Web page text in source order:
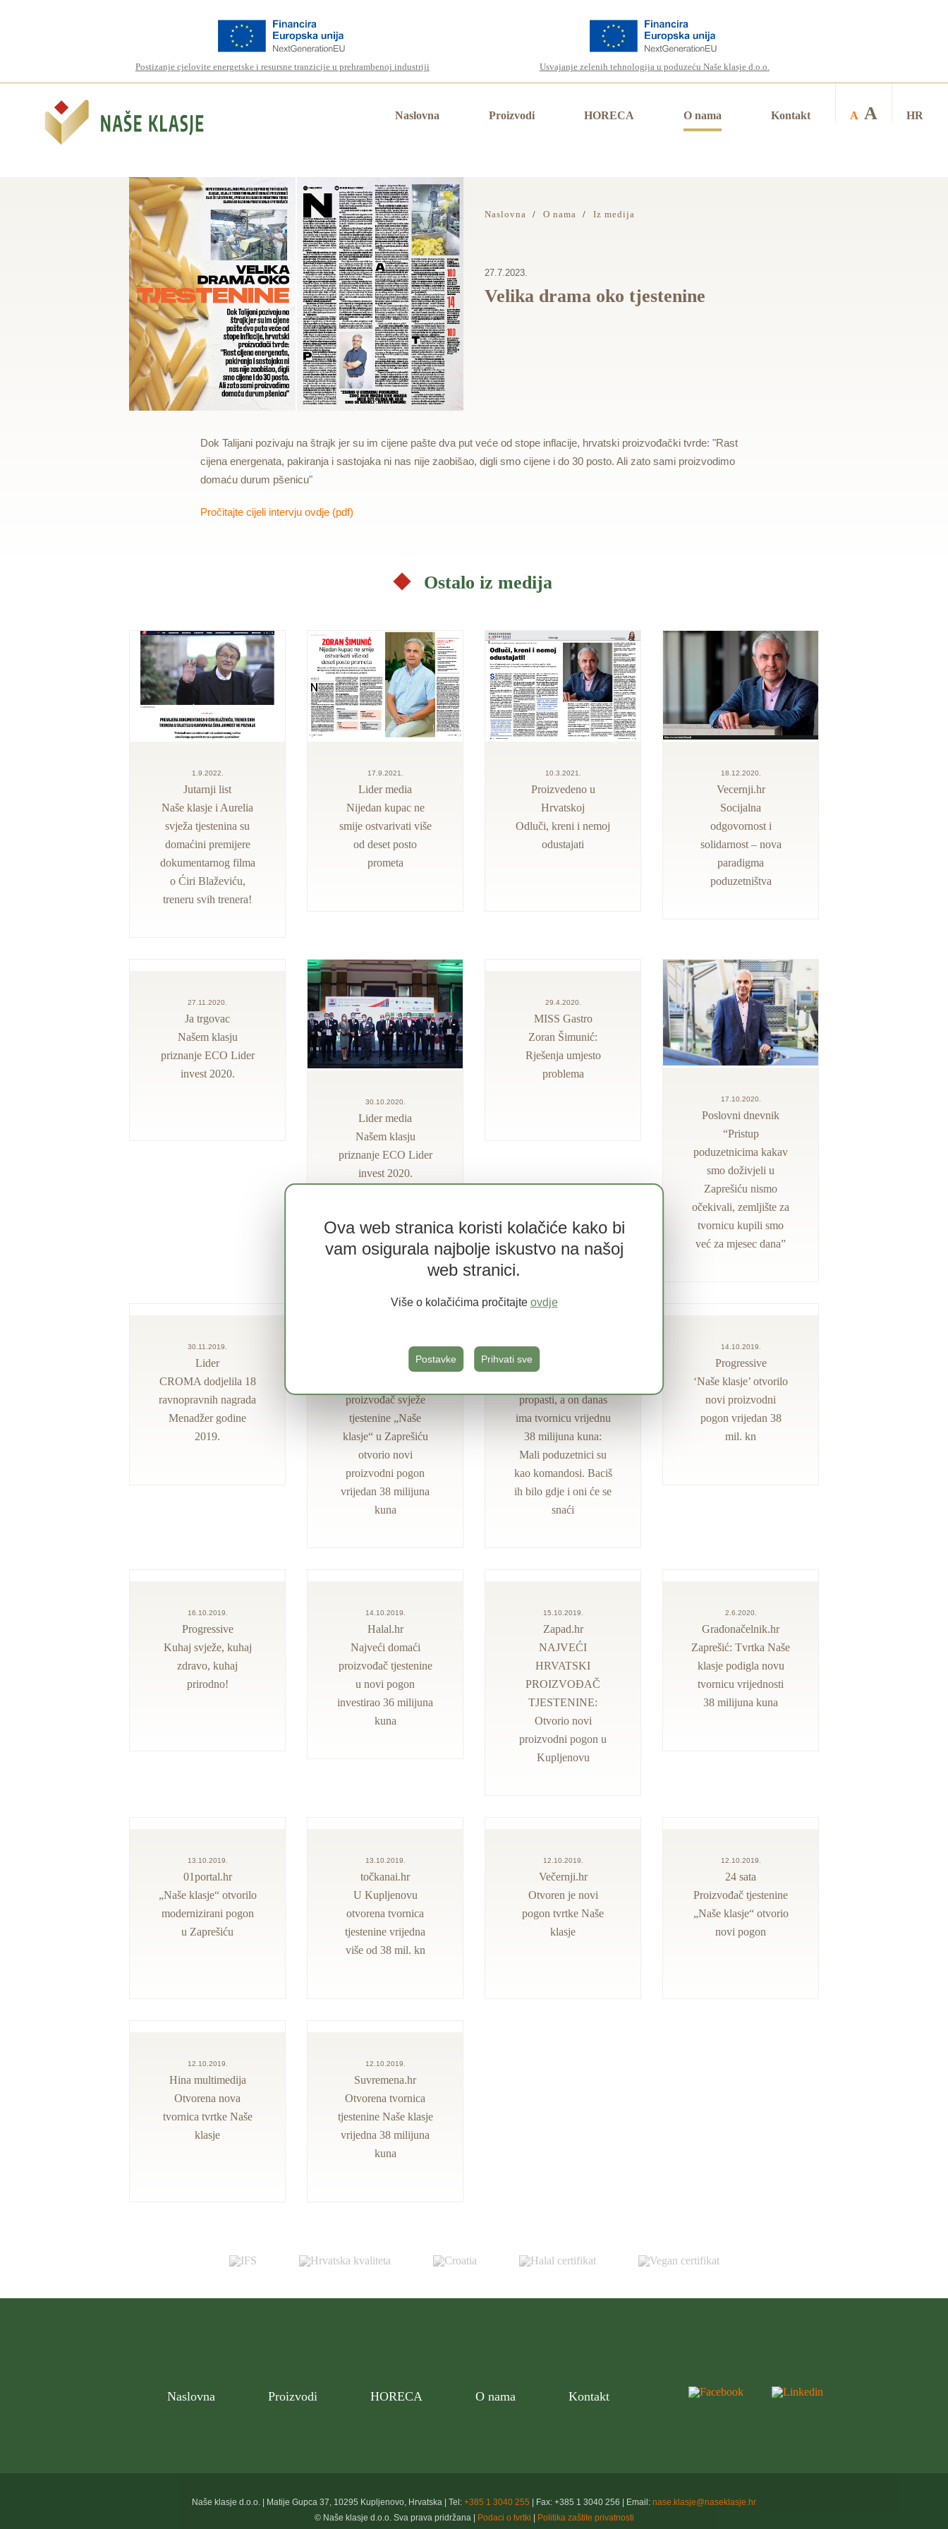
Ova web stranica koristi kolačiće kako bi
vam osigurala najbolje iskustvo na našoj
web stranici.
Više o kolačićima pročitajte ovdje
Postavke Prihvati sve
Postizanje cjelovite energetske i resursne tranzicije u prehrambenoj industriji Usvajanje zelenih tehnologija u poduzeću Naše klasje d.o.o.
Naslovna Proizvodi HORECA O nama Kontakt A A HR
Naslovna O nama Iz medija
27.7.2023.
Velika drama oko tjestenine
Dok Talijani pozivaju na štrajk jer su im cijene pašte dva put veće od stope inflacije, hrvatski proizvođački tvrde: "Rast
cijena energenata, pakiranja i sastojaka ni nas nije zaobišao, digli smo cijene i do 30 posto. Ali zato sami proizvodimo
domaću durum pšenicu"
Pročitajte cijeli intervju ovdje (pdf)
Ostalo iz medija
1.9.2022.
Jutarnji list
Naše klasje i Aurelia
svježa tjestenina su
domaćini premijere
dokumentarnog filma
o Ćiri Blaževiću,
treneru svih trenera!
17.9.2021.
Lider media
Nijedan kupac ne
smije ostvarivati više
od deset posto
prometa
10.3.2021.
Proizvedeno u
Hrvatskoj
Odluči, kreni i nemoj
odustajati
18.12.2020.
Vecernji.hr
Socijalna
odgovornost i
solidarnost – nova
paradigma
poduzetništva
27.11.2020.
Ja trgovac
Našem klasju
priznanje ECO Lider
invest 2020.
30.10.2020.
Lider media
Našem klasju
priznanje ECO Lider
invest 2020.
29.4.2020.
MISS Gastro
Zoran Šimunić:
Rješenja umjesto
problema
17.10.2020.
Poslovni dnevnik
“Pristup
poduzetnicima kakav
smo doživjeli u
Zaprešiću nismo
očekivali, zemljište za
tvornicu kupili smo
već za mjesec dana”
30.11.2019.
Lider
CROMA dodjelila 18
ravnopravnih nagrada
Menadžer godine
2019.
proizvođač svježe
tjestenine „Naše
klasje“ u Zaprešiću
otvorio novi
proizvodni pogon
vrijedan 38 milijuna
kuna
propasti, a on danas
ima tvornicu vrijednu
38 milijuna kuna:
Mali poduzetnici su
kao komandosi. Baciš
ih bilo gdje i oni će se
snaći
14.10.2019.
Progressive
‘Naše klasje’ otvorilo
novi proizvodni
pogon vrijedan 38
mil. kn
16.10.2019.
Progressive
Kuhaj svježe, kuhaj
zdravo, kuhaj
prirodno!
14.10.2019.
Halal.hr
Najveći domaći
proizvođač tjestenine
u novi pogon
investirao 36 milijuna
kuna
15.10.2019.
Zapad.hr
NAJVEĆI
HRVATSKI
PROIZVOĐAČ
TJESTENINE:
Otvorio novi
proizvodni pogon u
Kupljenovu
2.6.2020.
Gradonačelnik.hr
Zaprešić: Tvrtka Naše
klasje podigla novu
tvornicu vrijednosti
38 milijuna kuna
13.10.2019.
01portal.hr
„Naše klasje“ otvorilo
modernizirani pogon
u Zaprešiću
13.10.2019.
točkanai.hr
U Kupljenovu
otvorena tvornica
tjestenine vrijedna
više od 38 mil. kn
12.10.2019.
Večernji.hr
Otvoren je novi
pogon tvrtke Naše
klasje
12.10.2019.
24 sata
Proizvođač tjestenine
„Naše klasje“ otvorio
novi pogon
12.10.2019.
Hina multimedija
Otvorena nova
tvornica tvrtke Naše
klasje
12.10.2019.
Suvremena.hr
Otvorena tvornica
tjestenine Naše klasje
vrijedna 38 milijuna
kuna
Naslovna Proizvodi HORECA O nama Kontakt
Naše klasje d.o.o. | Matije Gupca 37, 10295 Kupljenovo, Hrvatska | Tel: +385 1 3040 255 | Fax: +385 1 3040 256 | Email: nase.klasje@naseklasje.hr
© Naše klasje d.o.o. Sva prava pridržana |
Podaci o tvrtki
Politika zaštite privatnosti